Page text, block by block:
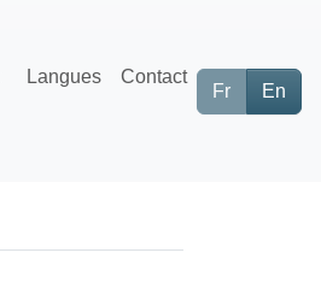
Langues Contact
Fr En